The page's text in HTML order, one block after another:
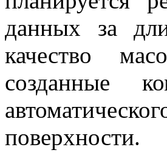
данных за
качество
созданные
поверхности.